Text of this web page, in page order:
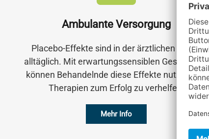
Ambulante Versorgung
Placebo-Effekte sind in der ärztlichen Praxis
alltäglich. Mit erwartungssensiblen Gesprächen
können Behandelnde diese Effekte nutzen, um
Therapien zum Erfolg zu verhelfen.
Mehr Info